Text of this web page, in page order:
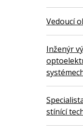
Vedoucí
Inženýr
stínící